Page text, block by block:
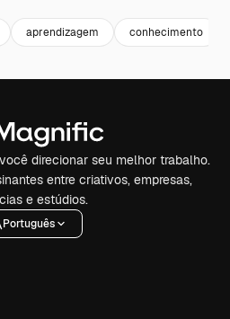
aprendizagem conhecimento
direcionar seu melhor trabalho.
entre criativos, empresas,
e estúdios.
Português